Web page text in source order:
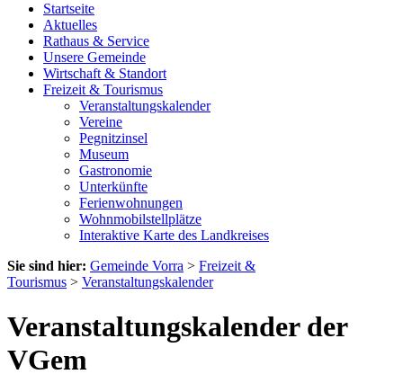
Startseite
Aktuelles
Rathaus & Service
Unsere Gemeinde
Wirtschaft & Standort
Freizeit & Tourismus
Veranstaltungskalender
Vereine
Pegnitzinsel
Museum
Gastronomie
Unterkünfte
Ferienwohnungen
Wohnmobilstellplätze
Interaktive Karte des Landkreises
Sie sind hier: Gemeinde Vorra > Freizeit &
Tourismus > Veranstaltungskalender
Veranstaltungskalender der
VGem